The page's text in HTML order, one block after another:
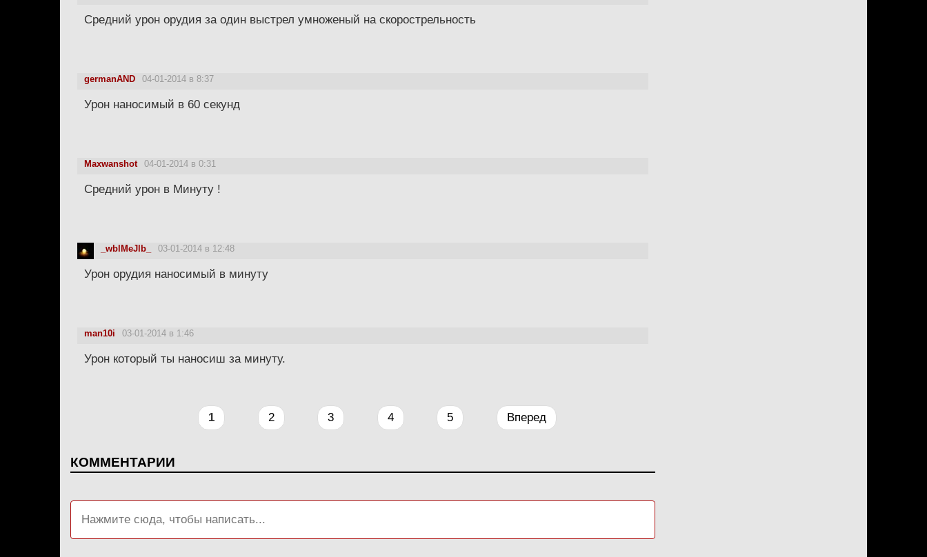
Средний урон орудия за один выстрел умноженый на скорострельность
germanAND 04-01-2014 в 8:37
Урон наносимый в 60 секунд
Maxwanshot 04-01-2014 в 0:31
Средний урон в Минуту !
_wblMeJlb_ 03-01-2014 в 12:48
Урон орудия наносимый в минуту
man10i 03-01-2014 в 1:46
Урон который ты наносиш за минуту.
1 2 3 4 5 Вперед
КОММЕНТАРИИ